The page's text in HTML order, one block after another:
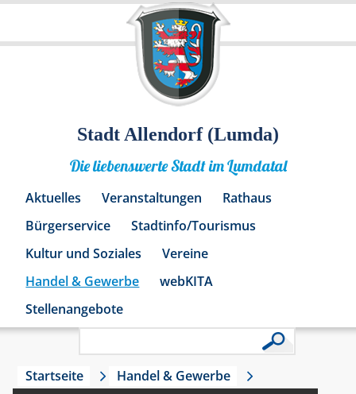
Stadt Allendorf (Lumda)
Die liebenswerte Stadt im Lumdatal
Aktuelles Veranstaltungen
Rathaus
Bürgerservice
Stadtinfo/Tourismus
Kultur und Soziales
Vereine
Handel & Gewerbe
webKITA
Stellenangebote
Startseite
Handel & Gewerbe